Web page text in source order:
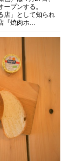
ープンする。
店」として知られ
焼肉ホ...